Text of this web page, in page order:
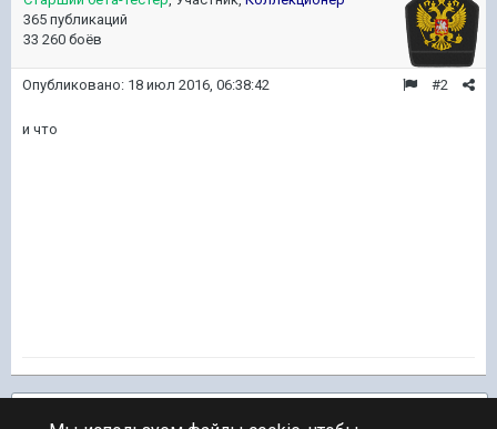
365 публикаций
33 260 боёв
#2
Опубликовано: 18 июл 2016, 06:38:42
и что